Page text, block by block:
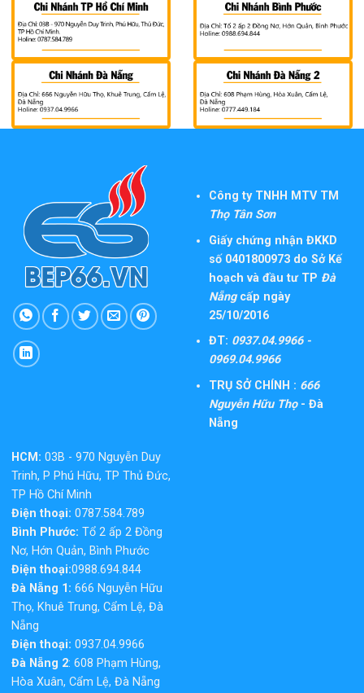
Công ty TNHH MTV TM
Thọ Tân Sơn
Giấy chứng nhận ĐKKD
số 0401800973 do Sở Kế
hoạch và đầu tư TP Đà
Nẵngcấp ngày
25/10/2016
ĐT: 0937.04.9966 -
0969.04.9966
TRỤ SỞ CHÍNH : 666
Nguyễn Hữu Thọ- Đà
Nẵng
HCM: 03B - 970 Nguyễn Duy
Trinh, P Phú Hữu, TP Thủ Đức,
TP Hồ Chí Minh
Điện thoại: 0787.584.789
Bình Phước: Tổ 2 ấp 2 Đồng
Nơ, Hớn Quản, Bình Phước
Điện thoại:0988.694.844
Đà Nẵng 1: 666 Nguyễn Hữu
Thọ, Khuê Trung, Cẩm Lệ, Đà
Nẵng
Điện thoại: 0937.04.9966
Đà Nẵng 2: 608 Phạm Hùng,
Hòa Xuân, Cẩm Lệ, Đà Nẵng